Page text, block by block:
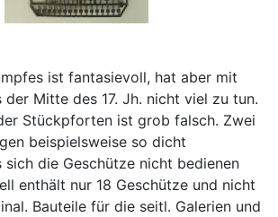
ist fantasievoll, hat aber mit
der Mitte des 17. Jh. nicht viel zu tun.
Stückpforten ist grob falsch. Zwei
beispielsweise so dicht
sich die Geschütze nicht bedienen
enthält nur 18 Geschütze und nicht
Bauteile für die seitl. Galerien und